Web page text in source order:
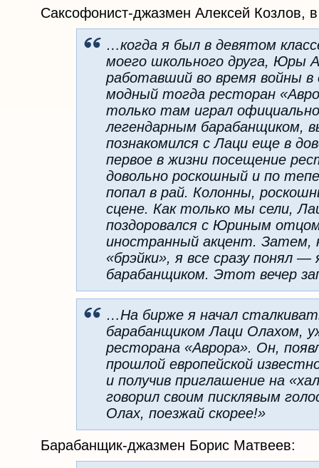
Саксофонист-джазмен Алексей Козлов,
…когда я был в девятом
моего школьного друга, Юры
работавший во время войны в
модный тогда ресторан
только там играл
легендарным барабанщиком,
познакомился с Лаци еще в
первое в жизни посещение
довольно роскошный и по
попал в рай. Колонны,
сцене. Как только мы сели,
поздоровался с Юриным
иностранный акцент. Затем,
«брэйки», я все сразу понял
барабанщиком. Этот вечер
…На бирже я начал
барабанщиком Лаци Олахом,
ресторана «Аврора». Он,
прошлой европейской
и получив приглашение на
говорил своим писклявым
Олах, поезжай скорее!»
Барабанщик-джазмен Борис Матвеев: